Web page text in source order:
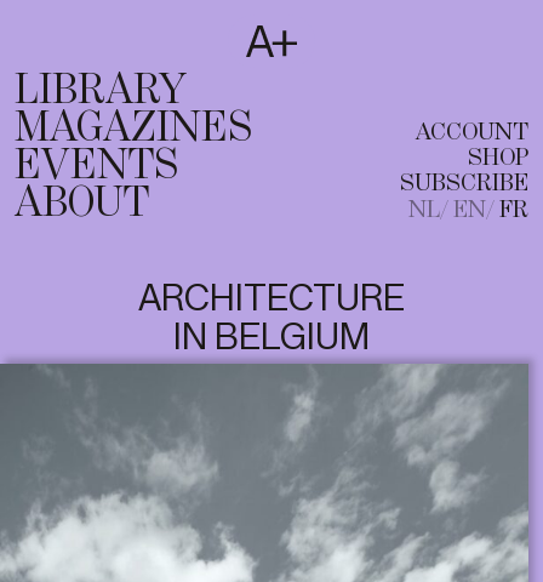
T
EN FR
LIBRARY
MAGAZINES
EVENTS
ABOUT
ACCOUNT
SHOP
SUBSCRIBE
NL EN FR
ARCHITECTURE
IN BELGIUM